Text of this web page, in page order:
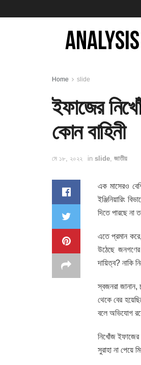
Home slide
ইফাজের
কোন বাহিনী
মে ১৮, ২০২২ in slide জাতীয়
এক মাসেরও
ইঞ্জিনিয়ারিং
দিতে পারছে না
এতে প্রমান করে,
উঠেছে জনগণের
দায়িত্ব? নাকি
স্বজনরা জানান,
থেকে বের
বলে অভিযোগ
নিখোঁজ ইফাজের
সুরাহা না পেয়ে